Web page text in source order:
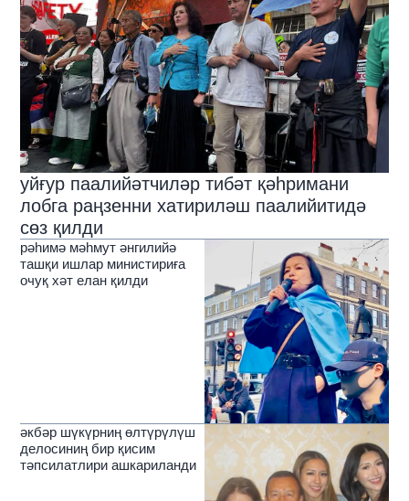
уйғур паалийәтчиләр тибәт қәһримани
лобга раңзенни хатириләш паалийитидә
сөз қилди
рәһимә мәһмут әнгилийә
ташқи ишлар министириға
очуқ хәт елан қилди
әкбәр шүкүрниң өлтүрүлүш
делосиниң бир қисим
тәпсилатлири ашкариланди